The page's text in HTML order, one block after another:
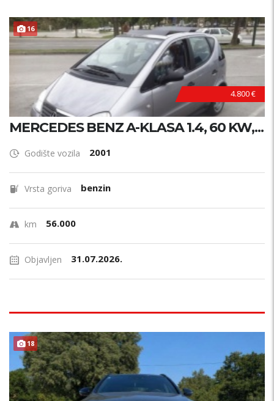
16
4.800 €
MERCEDES BENZ A-KLASA 1.4, 60 KW,...
Godište vozila 2001
Vrsta goriva benzin
km 56.000
Objavljen 31.07.2026.
18